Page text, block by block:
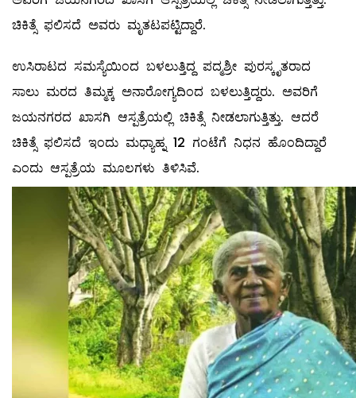
ಚಿಕಿತ್ಸೆ ಫಲಿಸದೆ ಅವರು ಮೃತಟಪಟ್ಟಿದ್ದಾರೆ.
ಉಸಿರಾಟದ ಸಮಸ್ಯೆಯಿಂದ ಬಳಲುತ್ತಿದ್ದ ಪದ್ಮಶ್ರೀ ಪುರಸ್ಕೃತರಾದ
ಸಾಲು ಮರದ ತಿಮ್ಮಕ್ಕ ಅನಾರೋಗ್ಯದಿಂದ ಬಳಲುತ್ತಿದ್ದರು. ಅವರಿಗೆ
ಜಯನಗರದ ಖಾಸಗಿ ಆಸ್ಪತ್ರೆಯಲ್ಲಿ ಚಿಕಿತ್ಸೆ ನೀಡಲಾಗುತ್ತಿತ್ತು. ಆದರೆ
ಚಿಕಿತ್ಸೆ ಫಲಿಸದೆ ಇಂದು ಮಧ್ಯಾಹ್ನ 12 ಗಂಟೆಗೆ ನಿಧನ ಹೊಂದಿದ್ದಾರೆ
ಎಂದು ಆಸ್ಪತ್ರೆಯ ಮೂಲಗಳು ತಿಳಿಸಿವೆ.